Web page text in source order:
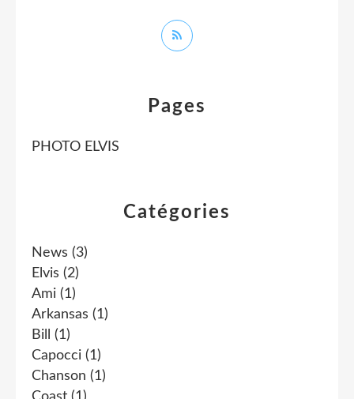
Catégories
News (3)
Elvis (2)
Ami (1)
Arkansas (1)
Bill
(1)
Capocci (1)
Chanson (1)
Pages
PHOTO ELVIS